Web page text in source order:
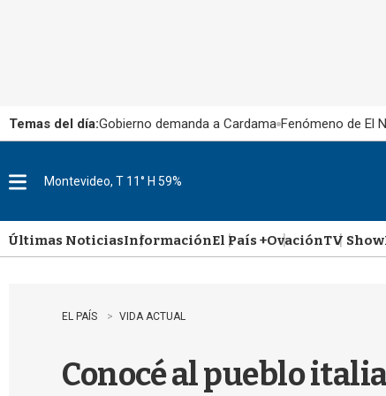
Temas del día:Gobierno demanda a Cardama Fenómeno de El
u
Montevideo, T 11° H 59%
Últimas NoticiasInformaciónEl País +OvaciónTV Show
EL PAÍS VIDA ACTUAL
Conocé al pueblo